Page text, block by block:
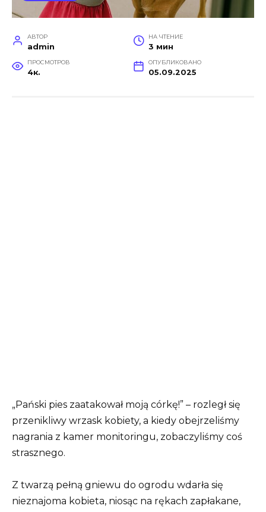
АВТОР
admin
НА ЧТЕНИЕ
3 мин
ПРОСМОТРОВ
4к.
ОПУБЛИКОВАНО
05.09.2025
„Pański pies zaatakował moją córkę!” – rozległ się
przenikliwy wrzask kobiety, a kiedy obejrzeliśmy
nagrania z kamer monitoringu, zobaczyliśmy coś
strasznego.
Z twarzą pełną gniewu do ogrodu wdarła się
nieznajoma kobieta, niosąc na rękach zapłakane,